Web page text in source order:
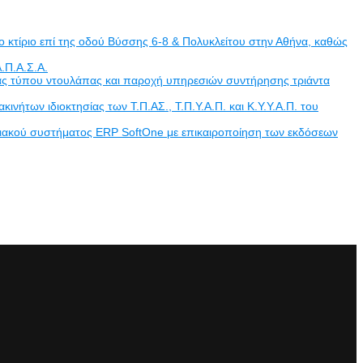
επί της οδού Βύσσης 6-8 & Πολυκλείτου στην Αθήνα, καθώς
τύπου ντουλάπας και παροχή υπηρεσιών συντήρησης τριάντα
ιδιοκτησίας των Τ.Π.ΑΣ., Τ.Π.Υ.Α.Π. και Κ.Υ.Υ.Α.Π. του
συστήματος ERP SoftOne με επικαιροποίηση των εκδόσεων